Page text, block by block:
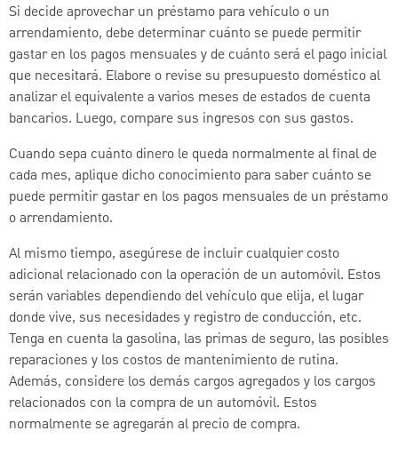
Si decide aprovechar un préstamo para vehículo o un
arrendamiento, debe determinar cuánto se puede permitir
gastar en los pagos mensuales y de cuánto será el pago inicial
que necesitará. Elabore o revise su presupuesto doméstico al
analizar el equivalente a varios meses de estados de cuenta
bancarios. Luego, compare sus ingresos con sus gastos.
Cuando sepa cuánto dinero le queda normalmente al final de
cada mes, aplique dicho conocimiento para saber cuánto se
puede permitir gastar en los pagos mensuales de un préstamo
o arrendamiento.
Al mismo tiempo, asegúrese de incluir cualquier costo
adicional relacionado con la operación de un automóvil. Estos
serán variables dependiendo del vehículo que elija, el lugar
donde vive, sus necesidades y registro de conducción, etc.
Tenga en cuenta la gasolina, las primas de seguro, las posibles
reparaciones y los costos de mantenimiento de rutina.
Además, considere los demás cargos agregados y los cargos
relacionados con la compra de un automóvil. Estos
normalmente se agregarán al precio de compra.